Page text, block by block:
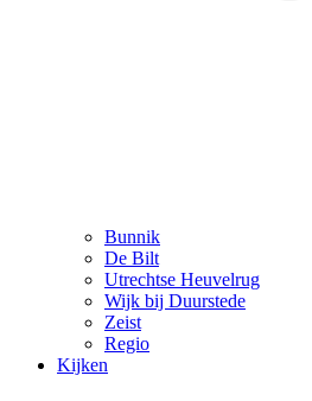
Bunnik
De Bilt
Utrechtse Heuvelrug
Wijk bij Duurstede
Zeist
Regio
Kijken